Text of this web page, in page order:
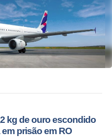
kg de ouro escondido
prisão em RO